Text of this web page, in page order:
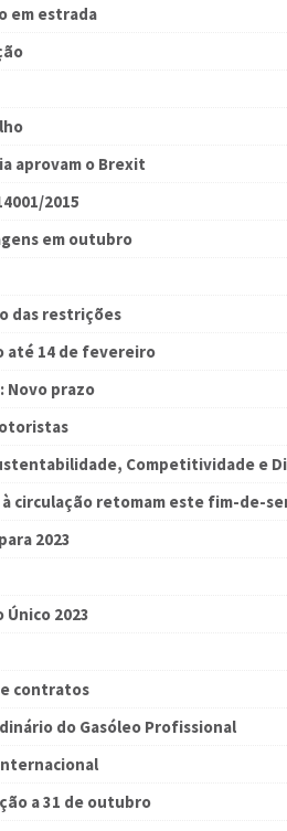
em estrada
aprovam o Brexit
2015
em outubro
das restrições
até 14 de fevereiro
prazo
Competitividade e
circulação retomam este fim-de-
2023
2023
contratos
do Gasóleo Profissional
a 31 de outubro